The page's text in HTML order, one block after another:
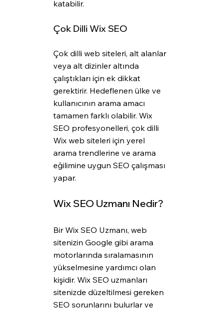
katabilir.
Çok Dilli Wix SEO
Çok dilli web siteleri, alt alanlar
veya alt dizinler altında
çalıştıkları için ek dikkat
gerektirir. Hedeflenen ülke ve
kullanıcının arama amacı
tamamen farklı olabilir. Wix
SEO profesyonelleri, çok dilli
Wix web siteleri için yerel
arama trendlerine ve arama
eğilimine uygun SEO çalışması
yapar.
Wix SEO Uzmanı Nedir?
Bir Wix SEO Uzmanı, web
sitenizin Google gibi arama
motorlarında sıralamasının
yükselmesine yardımcı olan
kişidir. Wix SEO uzmanları
sitenizde düzeltilmesi gereken
SEO sorunlarını bulurlar ve